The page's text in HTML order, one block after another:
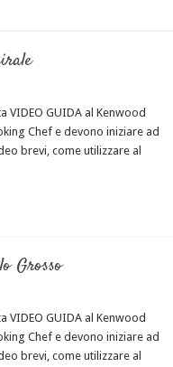
VIDEO GUIDA al Kenwood
Chef e devono iniziare ad
brevi, come utilizzare al
Grosso
VIDEO GUIDA al Kenwood
Chef e devono iniziare ad
brevi, come utilizzare al